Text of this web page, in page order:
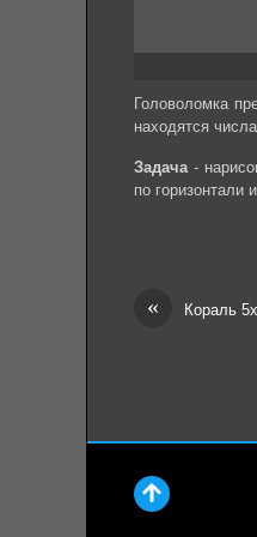
Головоломка
находятся числа.
Задача-
по горизонтали
« Кораль